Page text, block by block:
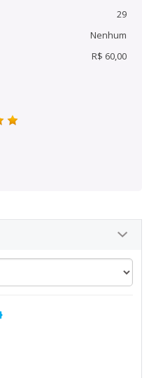
29
Nenhum
R$ 60,00